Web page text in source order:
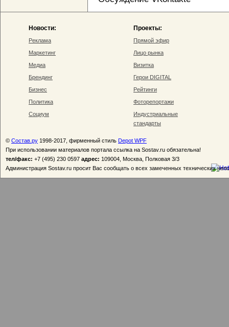
Новости:
Реклама
Маркетинг
Медиа
Брендинг
Бизнес
Политика
Социум
Проекты:
Прямой эфир
Лицо рынка
Визитка
Герои DIGITAL
Рейтинги
Фоторепортажи
Индустриальные
стандарты
© Состав.ру 1998-2017, фирменный стиль Depot WPF
При использовании материалов портала ссылка на Sostav.ru обязательна!
тел/факс: +7 (495) 230 0597 адрес: 109004, Москва, Полковая 3/3
Администрация Sostav.ru просит Вас сообщать о всех замеченных технических